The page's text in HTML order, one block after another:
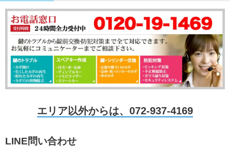
エリア以外からは、072-937-4169
LINE問い合わせ